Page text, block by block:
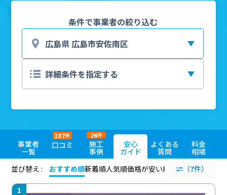
条件で事業者の絞り込む
事業者
一覧
口コミ
187件
施工
事例
26件
安心
ガイド
よくある
質問
料金
相場
並び替え :
おすすめ順新着順人気順価格が安い順 評価が高い順
（7件）
1